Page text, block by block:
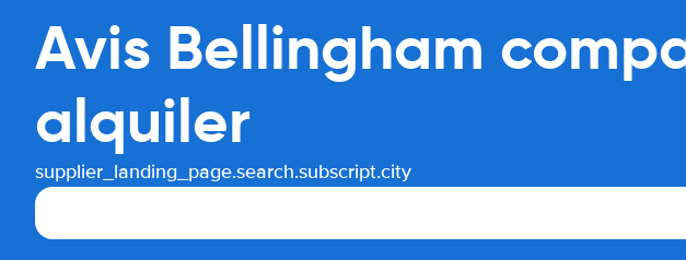
Avis Bellingham
alquiler
supplier_landing_page.search.subscript.city